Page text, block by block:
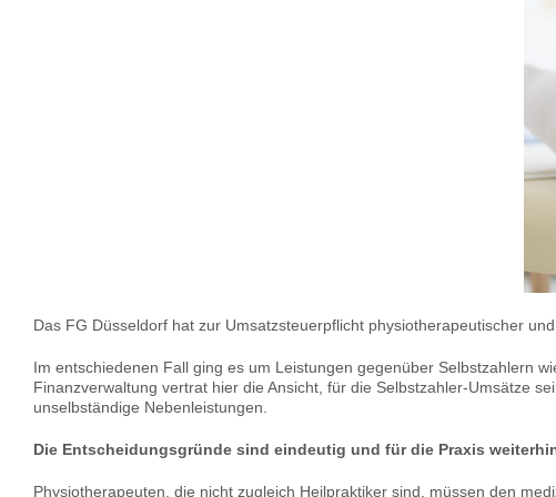
Das FG Düsseldorf hat zur Umsatzsteuerpflicht physiotherapeutischer
Im entschiedenen Fall ging es um Leistungen gegenüber Selbstzahlern
Finanzverwaltung vertrat hier die Ansicht, für die Selbstzahler-Umsätze
unselbständige Nebenleistungen.
Die Entscheidungsgründe sind eindeutig und für die Praxis
Physiotherapeuten, die nicht zugleich Heilpraktiker sind, müssen den